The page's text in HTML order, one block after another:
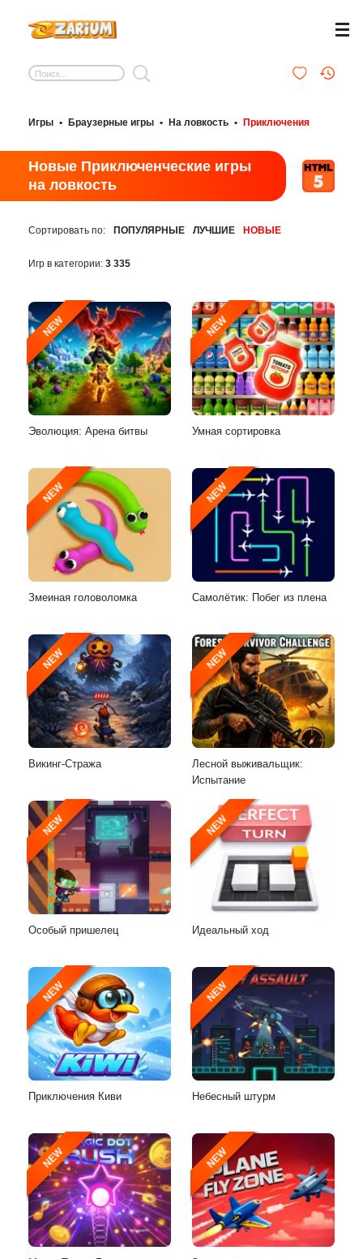
Игры • Браузерные игры • На ловкость • Приключения
Новые Приключенческие игры
на ловкость
Сортировать по: ПОПУЛЯРНЫЕ ЛУЧШИЕ НОВЫЕ
Игр в категории: 3 335
NEW
Эволюция: Арена битвы
NEW
Умная сортировка
NEW
Змеиная головоломка
NEW
Самолётик: Побег из плена
NEW
Викинг-Стража
NEW
Лесной выживальщик:
Испытание
NEW
Особый пришелец
NEW
Идеальный ход
NEW
Приключения Киви
NEW
Небесный штурм
NEW NEW